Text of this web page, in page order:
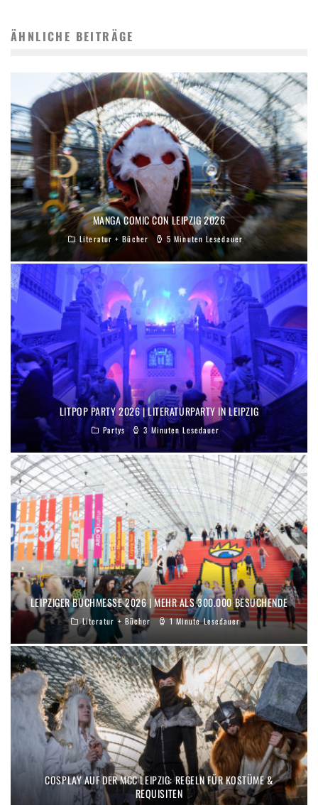
ÄHNLICHE BEITRÄGE
MANGA COMIC CON LEIPZIG 2026
Literatur + Bücher 5 Minuten Lesedauer
LITPOP PARTY 2026 | LITERATURPARTY IN LEIPZIG
Partys 3 Minuten Lesedauer
LEIPZIGER BUCHMESSE 2026 | MEHR ALS 300.000 BESUCHENDE
Literatur + Bücher 1 Minute Lesedauer
COSPLAY AUF DER MCC LEIPZIG: REGELN FÜR KOSTÜME &
REQUISITEN